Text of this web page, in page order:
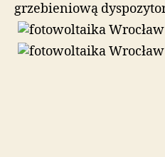
grzebieniową